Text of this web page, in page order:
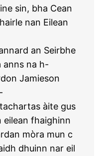
sin, bha Cean
nan Eilean
an Seirbhe
anns na h-
Jamieson
àite gus
eilean fhaighinn
mòra mun c
dhuinn nar eil